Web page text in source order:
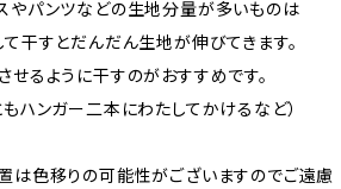
やパンツなどの生地分量が多いものは
干すとだんだん生地が伸びてきます。
るように干すのがおすすめです。
もハンガー二本にわたしてかけるなど）
は色移りの可能性がございますのでご遠慮